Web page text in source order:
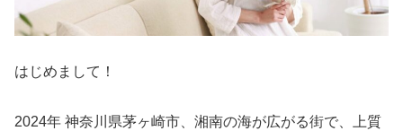
はじめまして！
2024年 神奈川県茅ヶ崎市、湘南の海が広がる街で、上質